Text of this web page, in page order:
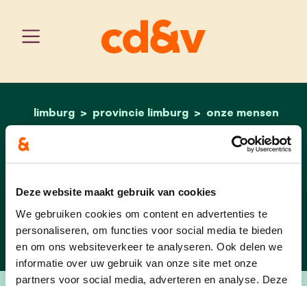
Deze website maakt gebruik van cookies
We gebruiken cookies om content en advertenties te
personaliseren, om functies voor social media te bieden
en om ons websiteverkeer te analyseren. Ook delen we
informatie over uw gebruik van onze site met onze
partners voor social media, adverteren en analyse. Deze
home
limburg provincie limburg onze mensen
alexander wouters
Alexander Wouters
6e opvolger - Vlaams
Parlement